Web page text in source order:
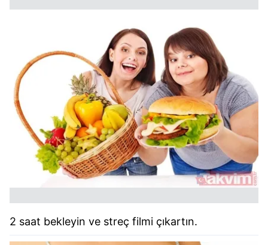
2 saat bekleyin ve streç filmi çıkartın.